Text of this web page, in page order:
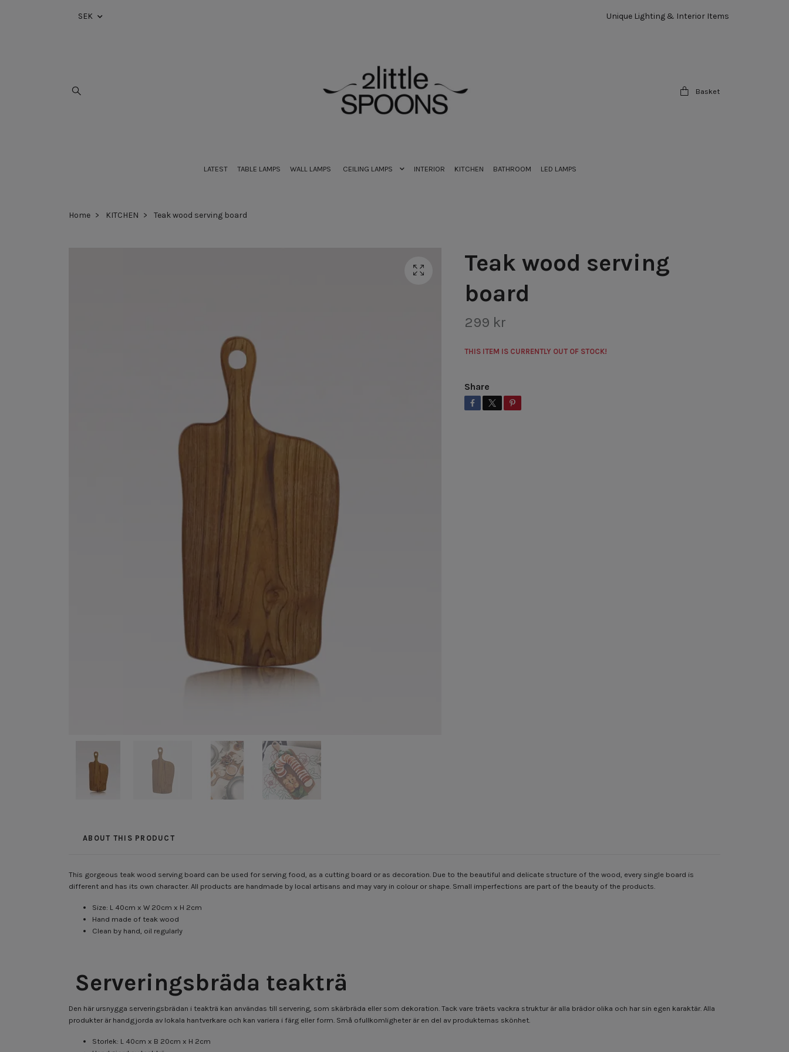
SEK Unique Lighting & Interior Items
Basket
LATEST TABLE LAMPS WALL LAMPS CEILING LAMPS INTERIOR KITCHEN BATHROOM LED LAMPS
Home KITCHEN Teak wood serving board
Teak wood serving
board
299 kr
THIS ITEM IS CURRENTLY OUT OF STOCK!
Share
ABOUT THIS PRODUCT
This gorgeous teak wood serving board can be used for serving food, as a cutting board or as decoration. Due to the beautiful and delicate structure of the wood, every single board is
different and has its own character. All products are handmade by local artisans and may vary in colour or shape. Small imperfections are part of the beauty of the products.
Size: L 40cm x W 20cm x H 2cm
Hand made of teak wood
Clean by hand, oil regularly
Serveringsbräda teakträ
Den här ursnygga serveringsbrädan i teakträ kan användas till servering, som skärbräda eller som dekoration. Tack vare träets vackra struktur är alla brädor olika och har sin egen karaktär. Alla
produkter är handgjorda av lokala hantverkare och kan variera i färg eller form. Små ofullkomligheter är en del av produkternas skönhet.
Storlek: L 40cm x B 20cm x H 2cm